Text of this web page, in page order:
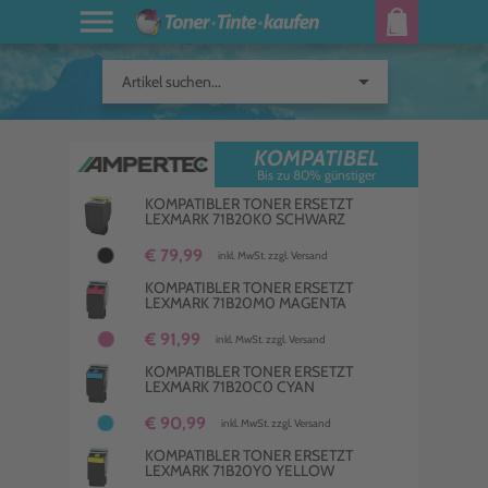
Artikel suchen... arrow_drop_down
KOMPATIBEL
Bis zu 80% günstiger
KOMPATIBLER TONER ERSETZT
LEXMARK 71B20K0 SCHWARZ
€ 79,99 inkl. MwSt. zzgl. Versand
KOMPATIBLER TONER ERSETZT
LEXMARK 71B20M0 MAGENTA
€ 91,99 inkl. MwSt. zzgl. Versand
KOMPATIBLER TONER ERSETZT
LEXMARK 71B20C0 CYAN
€ 90,99 inkl. MwSt. zzgl. Versand
KOMPATIBLER TONER ERSETZT
LEXMARK 71B20Y0 YELLOW